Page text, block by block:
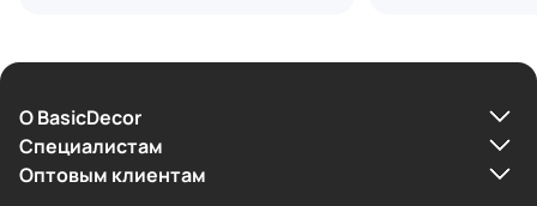
О BasicDecor
Cпециалистам
Оптовым клиентам